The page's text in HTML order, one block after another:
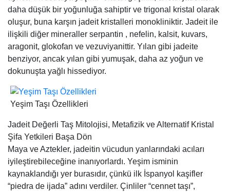
daha düşük bir yoğunluğa sahiptir ve trigonal kristal olarak
oluşur, buna karşın jadeit kristalleri monokliniktir. Jadeit ile
ilişkili diğer mineraller serpantin , nefelin, kalsit, kuvars,
aragonit, glokofan ve vezuviyanittir. Yılan gibi jadeite
benziyor, ancak yılan gibi yumuşak, daha az yoğun ve
dokunuşta yağlı hissediyor.
Yeşim Taşı Özellikleri
Jadeit Değerli Taş Mitolojisi, Metafizik ve Alternatif Kristal
Şifa Yetkileri Başa Dön
Maya ve Aztekler, jadeitin vücudun yanlarındaki acıları
iyileştirebileceğine inanıyorlardı. Yeşim isminin
kaynaklandığı yer burasıdır, çünkü ilk İspanyol kaşifler
“piedra de ijada” adını verdiler. Çinliler “cennet taşı”,